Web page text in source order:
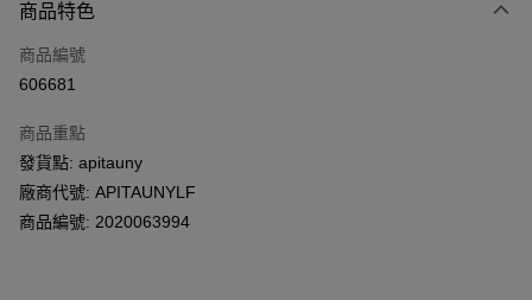
信用卡
AlipayHK
WeChat Pay
送貨方式
商品特色
商品編號
606681
商品重點
發貨點: apitauny
廠商代號: APITAUNYLF
商品編號: 2020063994